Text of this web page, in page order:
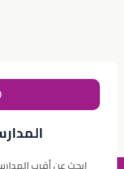
ابحث عن أقرب